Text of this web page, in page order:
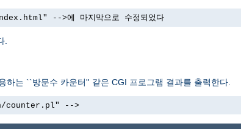
-->에 마지막으로 수정되었다
.
하는 ``방문수 카운터'' 같은 CGI 프로그램 결과를 출력한다.
counter.pl" -->